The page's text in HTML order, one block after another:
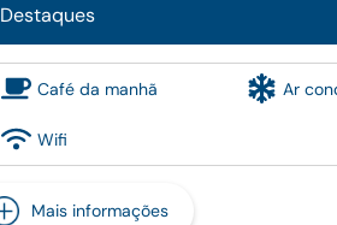
Destaques
Café da manhã Ar
Wifi
Mais informações